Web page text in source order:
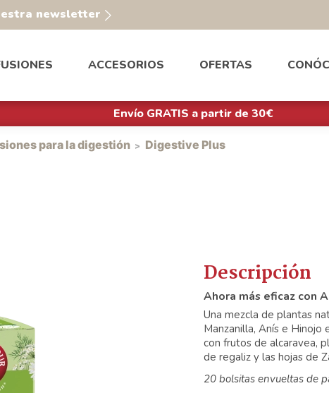
newsletter
ACCESORIOS OFERTAS
Envío GRATIS a partir de 30€
para la digestión Digestive Plus
Descripción
Ahora más eficaz con
Una mezcla de plantas
Manzanilla, Anís e Hinojo
con frutos de alcaravea,
de regaliz y las hojas de
20 bolsitas envueltas de